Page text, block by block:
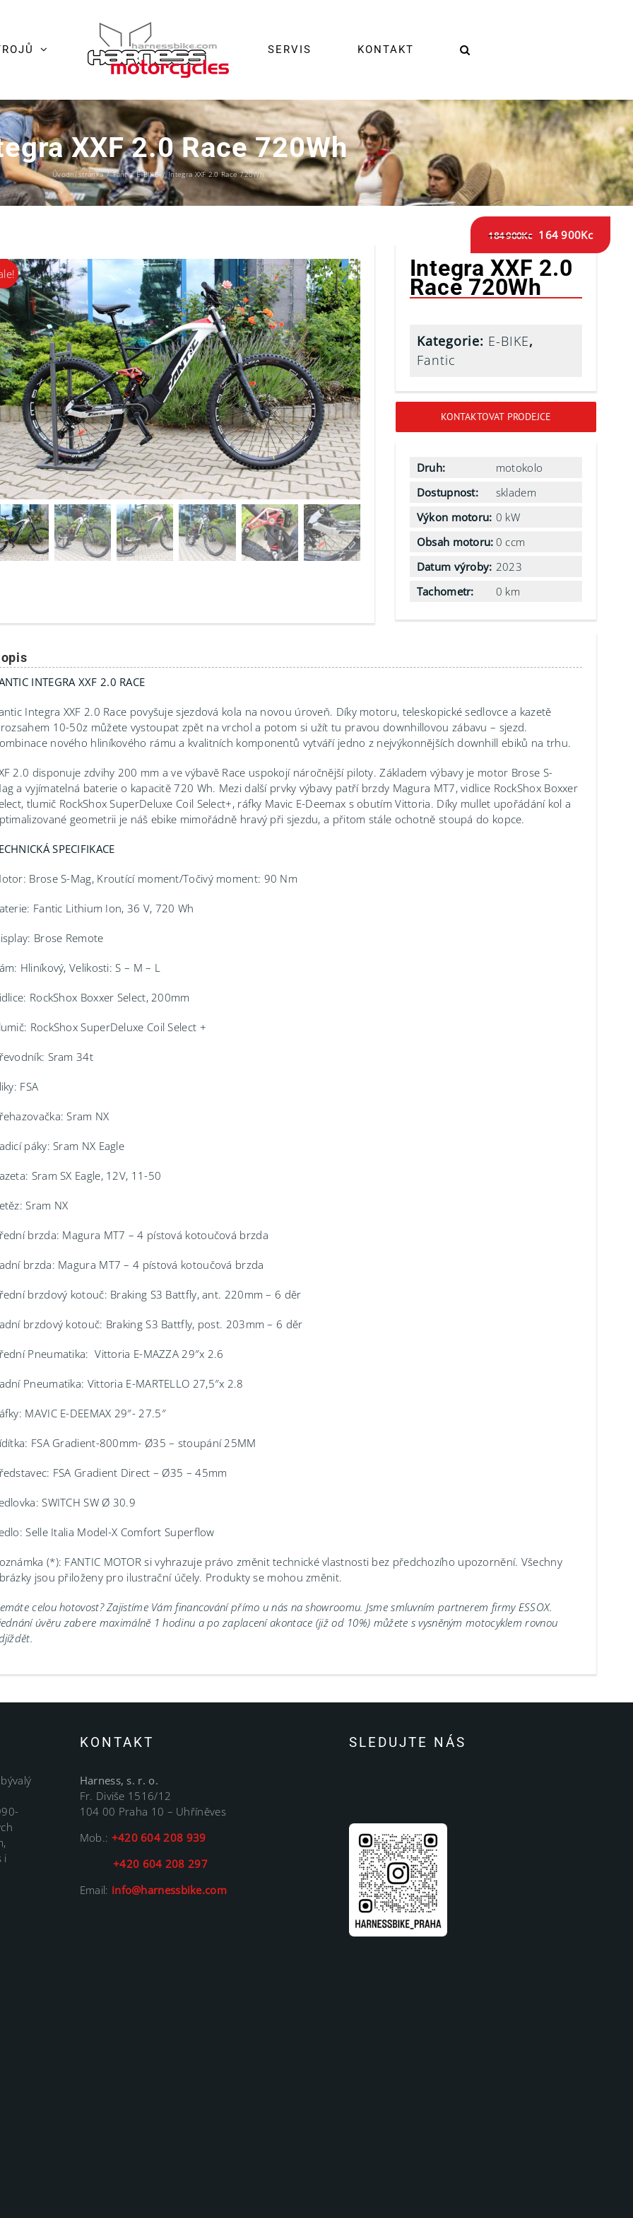
SERVIS KONTAKT
XXF 2.0 Race 720Wh
Úvodní stránka / Fantic,E-BIKE / Integra XXF 2.0 Race 720Wh
Integra XXF 2.0
Race 720Wh
184 900Kc 164 900Kc
Kategorie: E-BIKE,
Fantic
KONTAKTOVAT PRODEJCE
Druh:
motokolo
Dostupnost:
skladem
Výkon motoru: 0 kW
Obsah motoru: 0 ccm
Datum výroby: 2023
Tachometr:
0 km
INTEGRA XXF 2.0 RACE
Integra XXF 2.0 Race povyšuje sjezdová kola na novou úroveň. Díky motoru, teleskopické sedlovce a kazetě
10-50z můžete vystoupat zpět na vrchol a potom si užít tu pravou downhillovou zábavu – sjezd.
nového hliníkového rámu a kvalitních komponentů vytváří jedno z nejvýkonnějších downhill ebiků na trhu.
2.0 disponuje zdvihy 200 mm a ve výbavě Race uspokojí náročnější piloty. Základem výbavy je motor Brose S-
a vyjímatelná baterie o kapacitě 720 Wh. Mezi další prvky výbavy patří brzdy Magura MT7, vidlice RockShox Boxxer
tlumič RockShox SuperDeluxe Coil Select+, ráfky Mavic E-Deemax s obutím Vittoria. Díky mullet upořádání kol a
geometrii je náš ebike mimořádně hravý při sjezdu, a přitom stále ochotně stoupá do kopce.
SPECIFIKACE
Brose S-Mag, Kroutící moment/Točivý moment: 90 Nm
Fantic Lithium Ion, 36 V, 720 Wh
Brose Remote
Hliníkový, Velikosti: S – M – L
RockShox Boxxer Select, 200mm
RockShox SuperDeluxe Coil Select +
Sram 34t
FSA
Sram NX
páky: Sram NX Eagle
Sram SX Eagle, 12V, 11-50
Sram NX
brzda: Magura MT7 – 4 pístová kotoučová brzda
brzda: Magura MT7 – 4 pístová kotoučová brzda
brzdový kotouč: Braking S3 Battfly, ant. 220mm – 6 děr
brzdový kotouč: Braking S3 Battfly, post. 203mm – 6 děr
Pneumatika: Vittoria E-MAZZA 29″x 2.6
Pneumatika: Vittoria E-MARTELLO 27,5″x 2.8
MAVIC E-DEEMAX 29″- 27.5″
FSA Gradient-800mm- Ø35 – stoupání 25MM
FSA Gradient Direct – Ø35 – 45mm
SWITCH SW Ø 30.9
Selle Italia Model-X Comfort Superflow
(*): FANTIC MOTOR si vyhrazuje právo změnit technické vlastnosti bez předchozího upozornění. Všechny
jsou přiloženy pro ilustrační účely. Produkty se mohou změnit.
celou hotovost? Zajistíme Vám financování přímo u nás na showroomu. Jsme smluvním partnerem firmy ESSOX.
úvěru zabere maximálně 1 hodinu a po zaplacení akontace (již od 10%) můžete s vysněným motocyklem rovnou
i
KONTAKT
Harness, s. r. o.
Fr. Diviše 1516/12
104 00 Praha 10 – Uhříněves
Mob.: +420 604 208 939
+420 604 208 297
Email: info@harnessbike.com
SLEDUJTE NÁS